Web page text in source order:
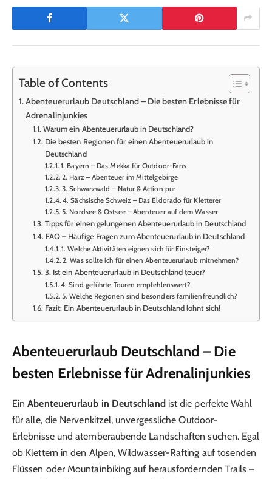
Table of Contents
Abenteuerurlaub Deutschland – Die besten Erlebnisse für
Adrenalinjunkies
Warum ein Abenteuerurlaub in Deutschland?
Die besten Regionen für einen Abenteuerurlaub in
Deutschland
1. Bayern – Das Mekka für Outdoor-Fans
2. Harz – Abenteuer im Mittelgebirge
3. Schwarzwald – Natur & Action pur
4. Sächsische Schweiz – Das Eldorado für Kletterer
5. Nordsee & Ostsee – Abenteuer auf dem Wasser
Tipps für einen gelungenen Abenteuerurlaub in Deutschland
FAQ – Häufige Fragen zum Abenteuerurlaub in Deutschland
1. Welche Aktivitäten eignen sich für Einsteiger?
2. Was sollte ich für einen Abenteuerurlaub mitnehmen?
3. Ist ein Abenteuerurlaub in Deutschland teuer?
4. Sind geführte Touren empfehlenswert?
5. Welche Regionen sind besonders familienfreundlich?
Fazit: Ein Abenteuerurlaub in Deutschland lohnt sich!
Abenteuerurlaub Deutschland – Die
besten Erlebnisse für Adrenalinjunkies
EinAbenteuerurlaub in Deutschlandist die perfekte Wahl
für alle, die Nervenkitzel, unvergessliche Outdoor-
Erlebnisse und atemberaubende Landschaften suchen. Egal
ob Klettern in den Alpen, Wildwasser-Rafting auf tosenden
Flüssen oder Mountainbiking auf herausfordernden Trails –